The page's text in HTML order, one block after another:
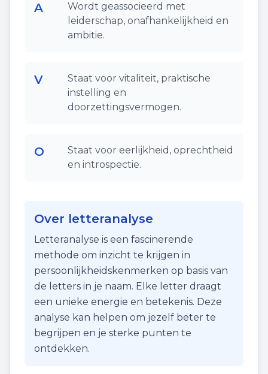
A
Wordt geassocieerd met
leiderschap, onafhankelijkheid en
ambitie.
V
Staat voor vitaliteit, praktische
instelling en
doorzettingsvermogen.
O
Staat voor eerlijkheid, oprechtheid
en introspectie.
Over letteranalyse
Letteranalyse is een fascinerende
methode om inzicht te krijgen in
persoonlijkheidskenmerken op basis van
de letters in je naam. Elke letter draagt
een unieke energie en betekenis. Deze
analyse kan helpen om jezelf beter te
begrijpen en je sterke punten te
ontdekken.